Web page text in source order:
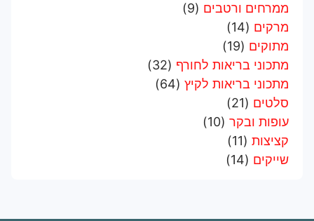
ממרחים ורטבים (9)
מרקים (14)
מתוקים (19)
מתכוני בריאות לחורף (32)
מתכוני בריאות לקיץ (64)
סלטים (21)
עופות ובקר (10)
קציצות (11)
שייקים (14)